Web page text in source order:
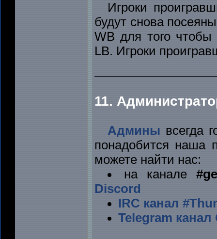
Игроки
будут снова
WB для того
LB. Игроки
11.
Админы всегда
понадобится наша
можете найти нас:
на канале
Discord
IRC канал
Telegram